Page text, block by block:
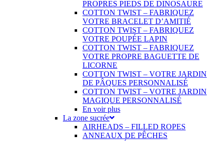
PROPRES PIEDS DE DINOSAURE
COTTON TWIST – FABRIQUEZ
VOTRE BRACELET D’AMITIÉ
COTTON TWIST – FABRIQUEZ
VOTRE POUPÉE LAPIN
COTTON TWIST – FABRIQUEZ
VOTRE PROPRE BAGUETTE DE
LICORNE
COTTON TWIST – VOTRE JARDIN
DE PÂQUES PERSONNALISÉ
COTTON TWIST – VOTRE JARDIN
MAGIQUE PERSONNALISÉ
En voir plus
La zone sucrée
AIRHEADS – FILLED ROPES
ANNEAUX DE PÊCHES